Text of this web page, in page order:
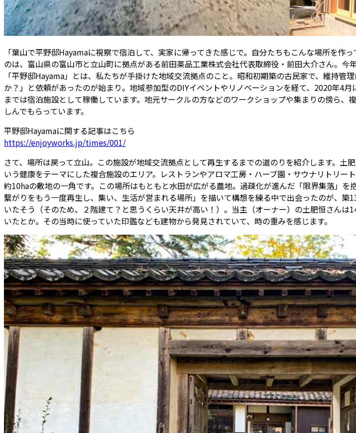
「葉山で平野邸Hayamaに視察で宿泊して、実家に帰ってきた感じで。自分たちもこんな場所を
のは、富山県の富山市と立山町に拠点がある前田薬品工業株式会社代表取締役・前田大介さん。
「平野邸Hayama」とは、私たちが手掛けた地域交流拠点のこと。昭和初期築の古民家で、維持
か？」と依頼があったのが始まり。地域参加型のDIYイベントやリノベーションを経て、2020年4
までは宿泊施設として稼働しています。地元サークルの方などのワークショップや集まりの傍ら
しんでもらっています。
平野邸Hayamaに関する記事はこちら
https://enjoyworks.jp/times/001/
さて、場所は戻って立山。この施設が地域交流拠点として再生するまでの道のりを紹介します。
いう健康をテーマにした複合施設のエリア。レストランやアロマ工房・ハーブ園・サウナリトリ
約10haの敷地の一角です。この場所はもともと水田が広がる農地。過疎化が進んだ「限界集落」を
繋がりをもう一度再生し、集い、生活が営まれる場所」を描いて構想を練る中で出会ったのが、
いたそう（そのため、２階建て？と思うくらい天井が高い！）。当主（オーナー）の土肥恒さん
いたとか。その当時に使っていた印鑑なども建物から発見されていて、時の重みを感じます。